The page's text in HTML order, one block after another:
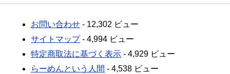
お問い合わせ - 12,302 ビュー
サイトマップ - 4,994 ビュー
特定商取法に基づく表示 - 4,929 ビュー
らーめんという人間 - 4,538 ビュー